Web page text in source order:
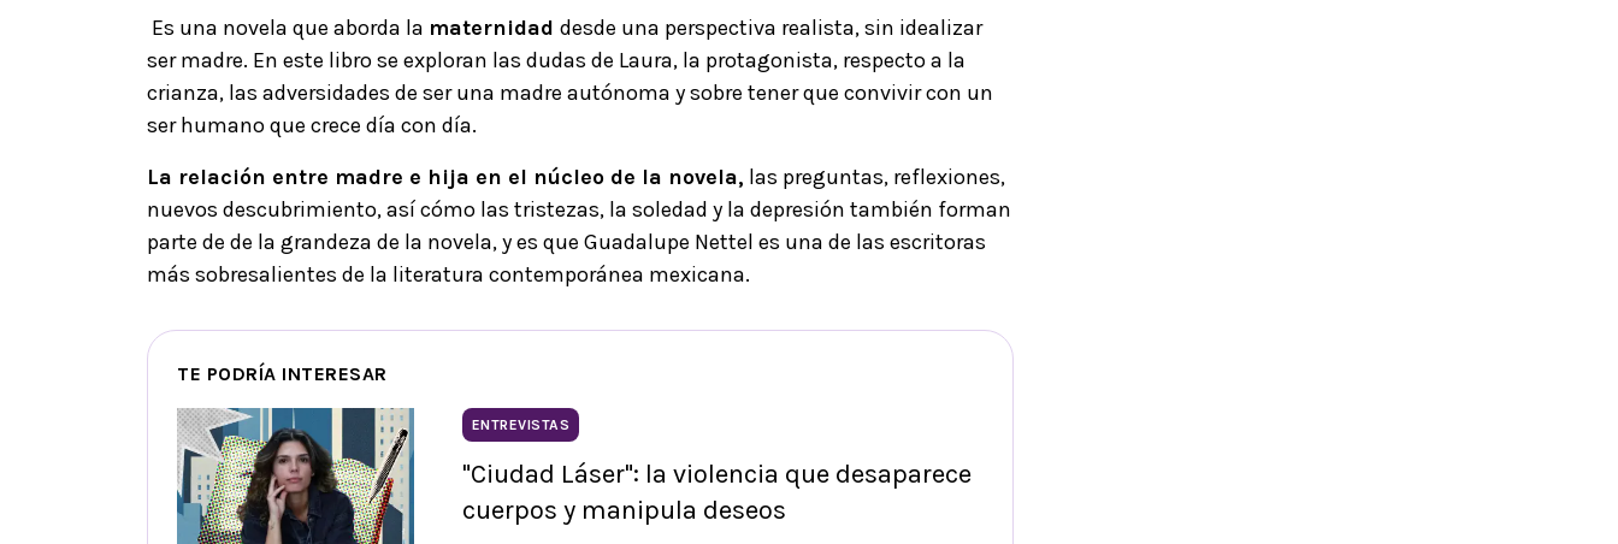
Es una novela que aborda la maternidad desde una perspectiva realista, sin idealizar
ser madre. En este libro se exploran las dudas de Laura, la protagonista, respecto a la
crianza, las adversidades de ser una madre autónoma y sobre tener que convivir con un
ser humano que crece día con día.
La relación entre madre e hija en el núcleo de la novela, las preguntas, reflexiones,
nuevos descubrimiento, así cómo las tristezas, la soledad y la depresión también forman
parte de de la grandeza de la novela, y es que Guadalupe Nettel es una de las escritoras
más sobresalientes de la literatura contemporánea mexicana.
TE PODRÍA INTERESAR
ENTREVISTAS
"Ciudad Láser": la violencia que desaparece
cuerpos y manipula deseos